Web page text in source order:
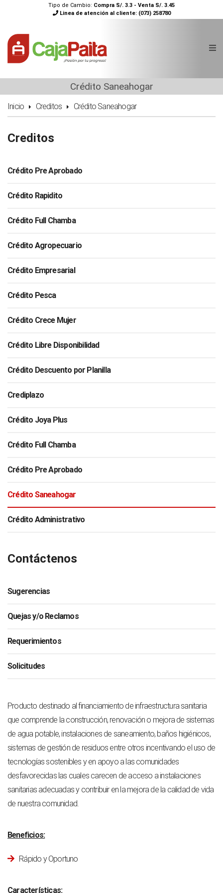
Tipo de Cambio: Compra S/. 3.3 - Venta S/. 3.45
Linea de atención al cliente: (073) 258780
Crédito Saneahogar
Inicio Creditos Crédito Saneahogar
Creditos
Crédito Pre Aprobado
Crédito Rapidito
Crédito Full Chamba
Crédito Agropecuario
Crédito Empresarial
Crédito Pesca
Crédito Crece Mujer
Crédito Libre Disponibilidad
Crédito Descuento por Planilla
Crediplazo
Crédito Joya Plus
Crédito Full Chamba
Crédito Pre Aprobado
Crédito Saneahogar
Crédito Administrativo
Contáctenos
Sugerencias
Quejas y/o Reclamos
Requerimientos
Solicitudes
Producto destinado al financiamiento de infraestructura sanitaria
que comprende la construcción, renovación o mejora de sistemas
de agua potable, instalaciones de saneamiento, baños higiénicos,
sistemas de gestión de residuos entre otros incentivando el uso de
tecnologías sostenibles y en apoyo a las comunidades
desfavorecidas las cuales carecen de acceso a instalaciones
sanitarias adecuadas y contribuir en la mejora de la calidad de vida
de nuestra comunidad.
Beneficios:
Rápido y Oportuno
Características: